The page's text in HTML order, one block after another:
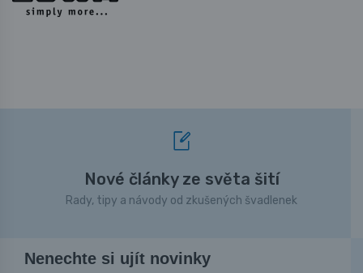
Nové články ze světa šití
Rady, tipy a návody od zkušených švadlenek
Nenechte si ujít novinky